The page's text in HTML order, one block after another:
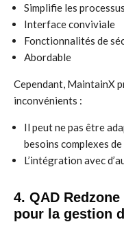
Simplifie les
Interface conviviale
Fonctionnalités de
Abordable
Cependant, MaintainX
inconvénients :
Il peut ne pas être
besoins complexes
L’intégration avec
4. QAD
pour la gestion